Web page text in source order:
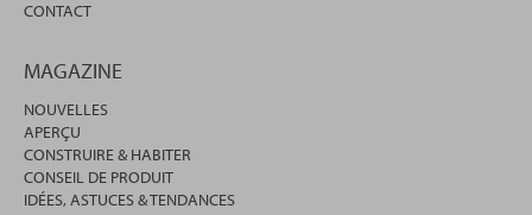
CONTACT
MAGAZINE
NOUVELLES
APERÇU
CONSTRUIRE & HABITER
CONSEIL DE PRODUIT
IDÉES, ASTUCES & TENDANCES